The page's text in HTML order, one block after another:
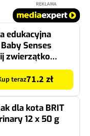
REKLAMA
edukacyjna
Baby Senses
zwierzątko
teraz71.2 zł
dla kota BRIT
12 x 50 g